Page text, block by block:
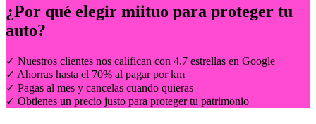
¿Por qué elegir miituo para proteger tu
auto?
✓ Nuestros clientes nos califican con 4.7 estrellas en Google
✓ Ahorras hasta el 70% al pagar por km
✓ Pagas al mes y cancelas cuando quieras
✓ Obtienes un precio justo para proteger tu patrimonio